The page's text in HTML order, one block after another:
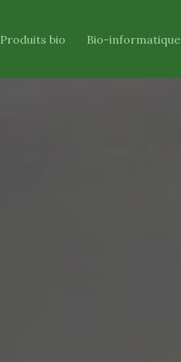
Produits bio Bio-informatique